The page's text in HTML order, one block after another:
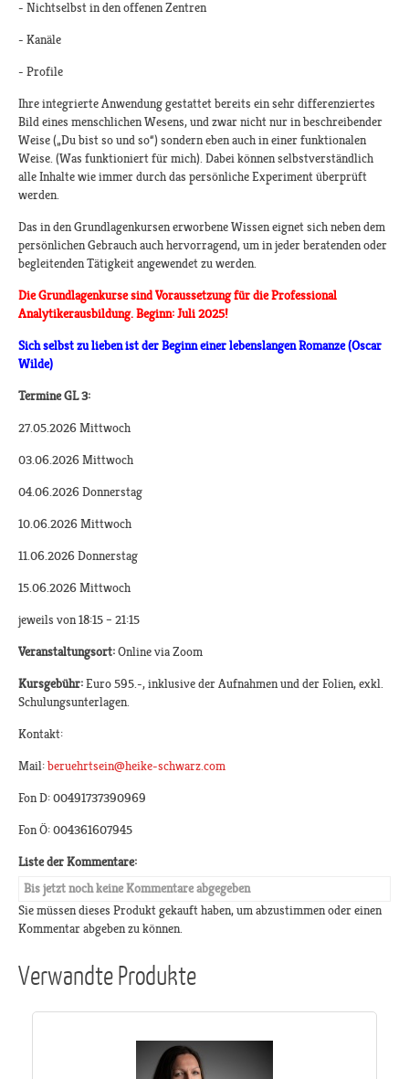
- Nichtselbst in den offenen Zentren
- Kanäle
- Profile
Ihre integrierte Anwendung gestattet bereits ein sehr differenziertes
Bild eines menschlichen Wesens, und zwar nicht nur in beschreibender
Weise („Du bist so und so“) sondern eben auch in einer funktionalen
Weise. (Was funktioniert für mich). Dabei können selbstverständlich
alle Inhalte wie immer durch das persönliche Experiment überprüft
werden.
Das in den Grundlagenkursen erworbene Wissen eignet sich neben dem
persönlichen Gebrauch auch hervorragend, um in jeder beratenden oder
begleitenden Tätigkeit angewendet zu werden.
Die Grundlagenkurse sind Voraussetzung für die Professional
Analytikerausbildung. Beginn: Juli 2025!
Sich selbst zu lieben ist der Beginn einer lebenslangen Romanze (Oscar
Wilde)
Termine GL 3:
27.05.2026 Mittwoch
03.06.2026 Mittwoch
04.06.2026 Donnerstag
10.06.2026 Mittwoch
11.06.2026 Donnerstag
15.06.2026 Mittwoch
jeweils von 18:15 – 21:15
Veranstaltungsort:Online via Zoom
Kursgebühr:Euro 595.-, inklusive der Aufnahmen und der Folien, exkl.
Schulungsunterlagen.
Kontakt:
Mail:beruehrtsein@heike-schwarz.com
Fon D: 00491737390969
Fon Ö: 004361607945
Liste der Kommentare:
Bis jetzt noch keine Kommentare abgegeben
Sie müssen dieses Produkt gekauft haben, um abzustimmen oder einen
Kommentar abgeben zu können.
Verwandte Produkte